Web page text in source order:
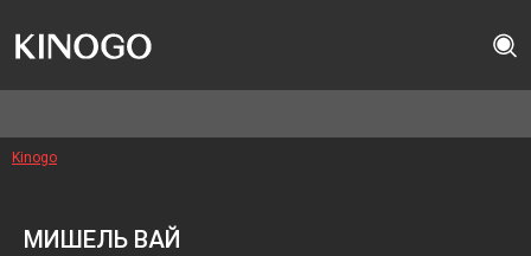
Kinogo
МИШЕЛЬ ВАЙ